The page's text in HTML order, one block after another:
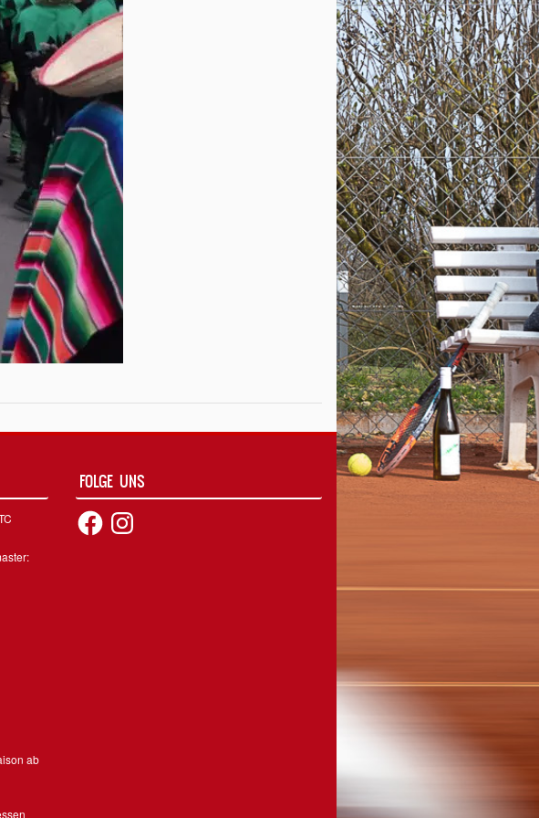
ab
FOLGE UNS
FacebookInstagram